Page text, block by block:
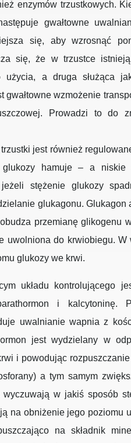
enzymów trzustkowych.
gwałtowne
się, aby wzrosnąć
się, że w trzustce
użycia, a druga służąca
gwałtowne wzmożenie
Prowadzi to do
jest również
hamuje – a niskie
stężenie glukozy
glukagonu. Glukagon
przemianę glikogenu
uwolniona do krwiobiegu. W
glukozy we krwi.
układu kontrolującego
i kalcytoninę.
uwalnianie wapnia z
jest wydzielany w
i powodując rozpuszczanie
a tym samym
wyczuwają w jakiś sposób
na obniżenie jego poziomu
na składnik